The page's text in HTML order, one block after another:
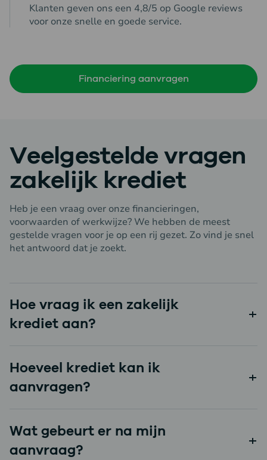
Klanten geven ons een 4,8/5 op Google reviews
voor onze snelle en goede service.
Financiering aanvragen
Veelgestelde vragen
zakelijk krediet
Heb je een vraag over onze financieringen,
voorwaarden of werkwijze? We hebben de meest
gestelde vragen voor je op een rij gezet. Zo vind je snel
het antwoord dat je zoekt.
Hoe vraag ik een zakelijk
krediet aan?
krediet aanvragen.
Hoeveel krediet kan ik
aanvragen?
Wat gebeurt er na mijn
aanvraag?